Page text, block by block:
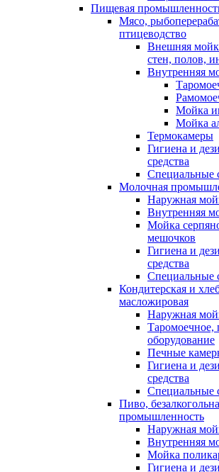
Пищевая
Мясо,
птицеводство
Внешняя
стен, полов,
Внутренняя
Мойка
Мойка
Термокамеры
Гигиена и
средства
Специальные
Молочная
Наружная
Внутренняя
Мойка
мешочков
Гигиена и
средства
Специальные
Кондитерская и
масложировая
Наружная
Таромоечное,
оборудование
Печные
Гигиена и
средства
Специальные
Пиво,
промышленность
Наружная
Внутренняя
Мойка
Гигиена и